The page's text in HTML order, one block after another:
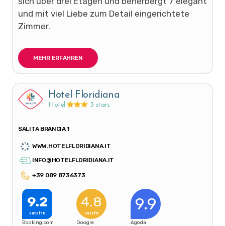
und mit viel Liebe zum Detail eingerichtete
Zimmer.
MEHR ERFAHREN
Hotel Floridiana
Hotel 3 stars
SALITA BRANCIA 1
WWW.HOTELFLORIDIANA.IT
INFO@HOTELFLORIDIANA.IT
+39 089 8736373
9.2
out of 10
Booking.com
4.8
out of 5
Google
9.9
Agoda